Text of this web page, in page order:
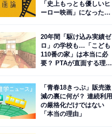
「史上もっとも優しいヒ
ーロー映画」になった理
20年間「駆け込み実績ゼ
ロ」の学校も…「こども
110番の家」は本当に必
要？ PTAが直面する理想
「青春18きっぷ」販売激
減の裏に何が？ 連続利用
の厳格化だけではない
「本当の理由」